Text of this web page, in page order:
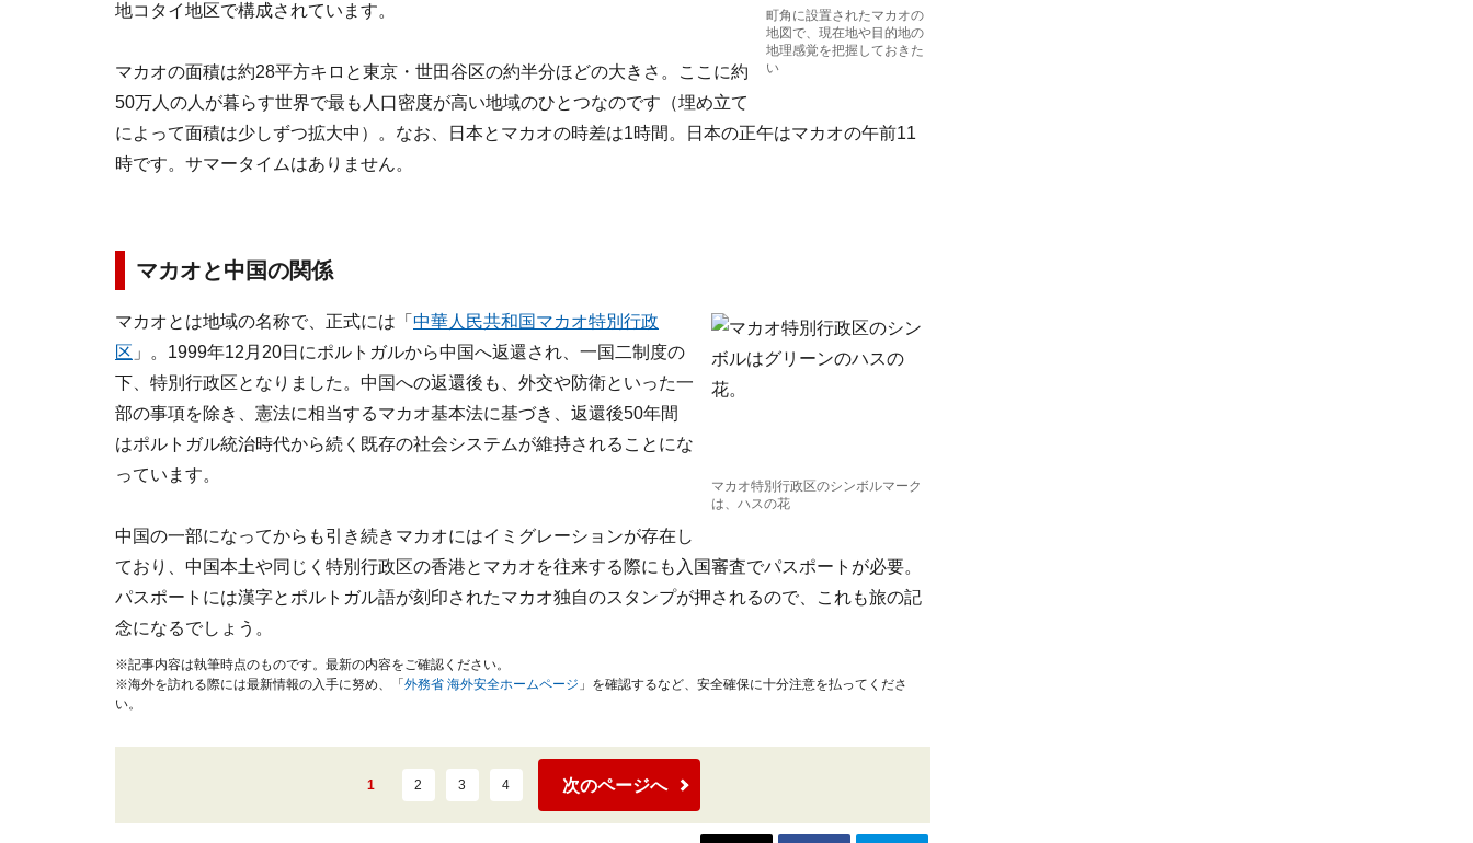
町角に設置されたマカオの
地図で、現在地や目的地の
地理感覚を把握しておきた
い
地コタイ地区で構成されています。
マカオの面積は約28平方キロと東京・世田谷区の約半分ほどの大きさ。ここに約
50万人の人が暮らす世界で最も人口密度が高い地域のひとつなのです（埋め立て
によって面積は少しずつ拡大中）。なお、日本とマカオの時差は1時間。日本の正午はマカオの午前11
時です。サマータイムはありません。
マカオと中国の関係
マカオ特別行政区のシンボルマーク
は、ハスの花
マカオとは地域の名称で、正式には「 中華人民共和国マカオ特別行政
区 」。1999年12月20日にポルトガルから中国へ返還され、一国二制度の
下、特別行政区となりました。中国への返還後も、外交や防衛といった一
部の事項を除き、憲法に相当するマカオ基本法に基づき、返還後50年間
はポルトガル統治時代から続く既存の社会システムが維持されることにな
っています。
中国の一部になってからも引き続きマカオにはイミグレーションが存在し
ており、中国本土や同じく特別行政区の香港とマカオを往来する際にも入国審査でパスポートが必要。
パスポートには漢字とポルトガル語が刻印されたマカオ独自のスタンプが押されるので、これも旅の記
念になるでしょう。
※記事内容は執筆時点のものです。最新の内容をご確認ください。
※海外を訪れる際には最新情報の入手に努め、「 外務省 海外安全ホームページ 」を確認するなど、安全確保に十分注意を払ってくださ
い。
1 2 3 4 次のページへ